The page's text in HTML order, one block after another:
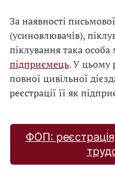
За наявності
(усиновлювачів),
піклування така
підприємець. У цьому
повної цивільної
реєстрації її як
ФОП: